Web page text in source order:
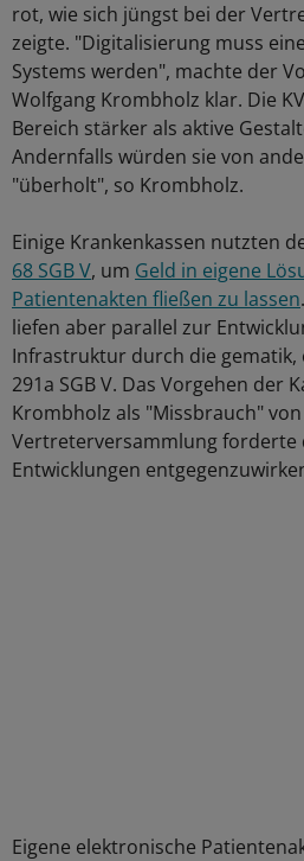
rot, wie sich jüngst bei der
zeigte. "Digitalisierung muss
Systems werden", machte der
Wolfgang Krombholz klar. Die
Bereich stärker als aktive
Andernfalls würden sie von
"überholt", so Krombholz.
Einige Krankenkassen nutzten
68 SGB V, um Geld in eigene
Patientenakten fließen zu lassen
liefen aber parallel zur
Infrastruktur durch die
291a SGB V. Das Vorgehen der
Krombholz als "Missbrauch"
Vertreterversammlung forderte
Entwicklungen
Eigene elektronische